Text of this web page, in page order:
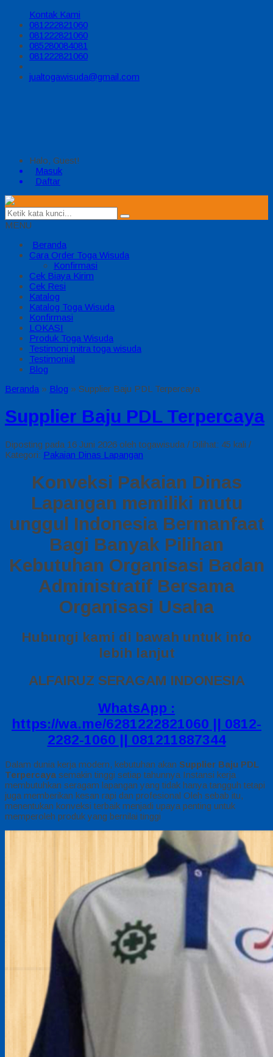
Kontak Kami
081222821060
081222821060
085280084081
081222821060
jualtogawisuda@gmail.com
Halo, Guest!
Masuk
Daftar
MENU
Beranda
Cara Order Toga Wisuda
Konfirmasi
Cek Biaya Kirim
Cek Resi
Katalog
Katalog Toga Wisuda
Konfirmasi
LOKASI
Produk Toga Wisuda
Testimoni mitra toga wisuda
Testimonial
Blog
Beranda » Blog » Supplier Baju PDL Terpercaya
Supplier Baju PDL Terpercaya
Diposting pada 16 Juni 2026 oleh togawisuda / Dilihat: 45 kali /
Kategori: Pakaian Dinas Lapangan
Konveksi Pakaian Dinas
Lapangan memiliki mutu
unggul Indonesia Bermanfaat
Bagi Banyak Pilihan
Kebutuhan Organisasi Badan
Administratif Bersama
Organisasi Usaha
Hubungi kami di bawah untuk info
lebih lanjut
ALFAIRUZ SERAGAM INDONESIA
WhatsApp :
https://wa.me/6281222821060 || 0812-
2282-1060 || 081211887344
Dalam dunia kerja modern, kebutuhan akan Supplier Baju PDL
Terpercaya semakin tinggi setiap tahunnya Instansi kerja
membutuhkan seragam lapangan yang tidak hanya tangguh tetapi
juga memberikan kesan rapi dan profesional Oleh sebab itu,
menentukan konveksi terbaik menjadi upaya penting untuk
memperoleh produk yang bernilai tinggi